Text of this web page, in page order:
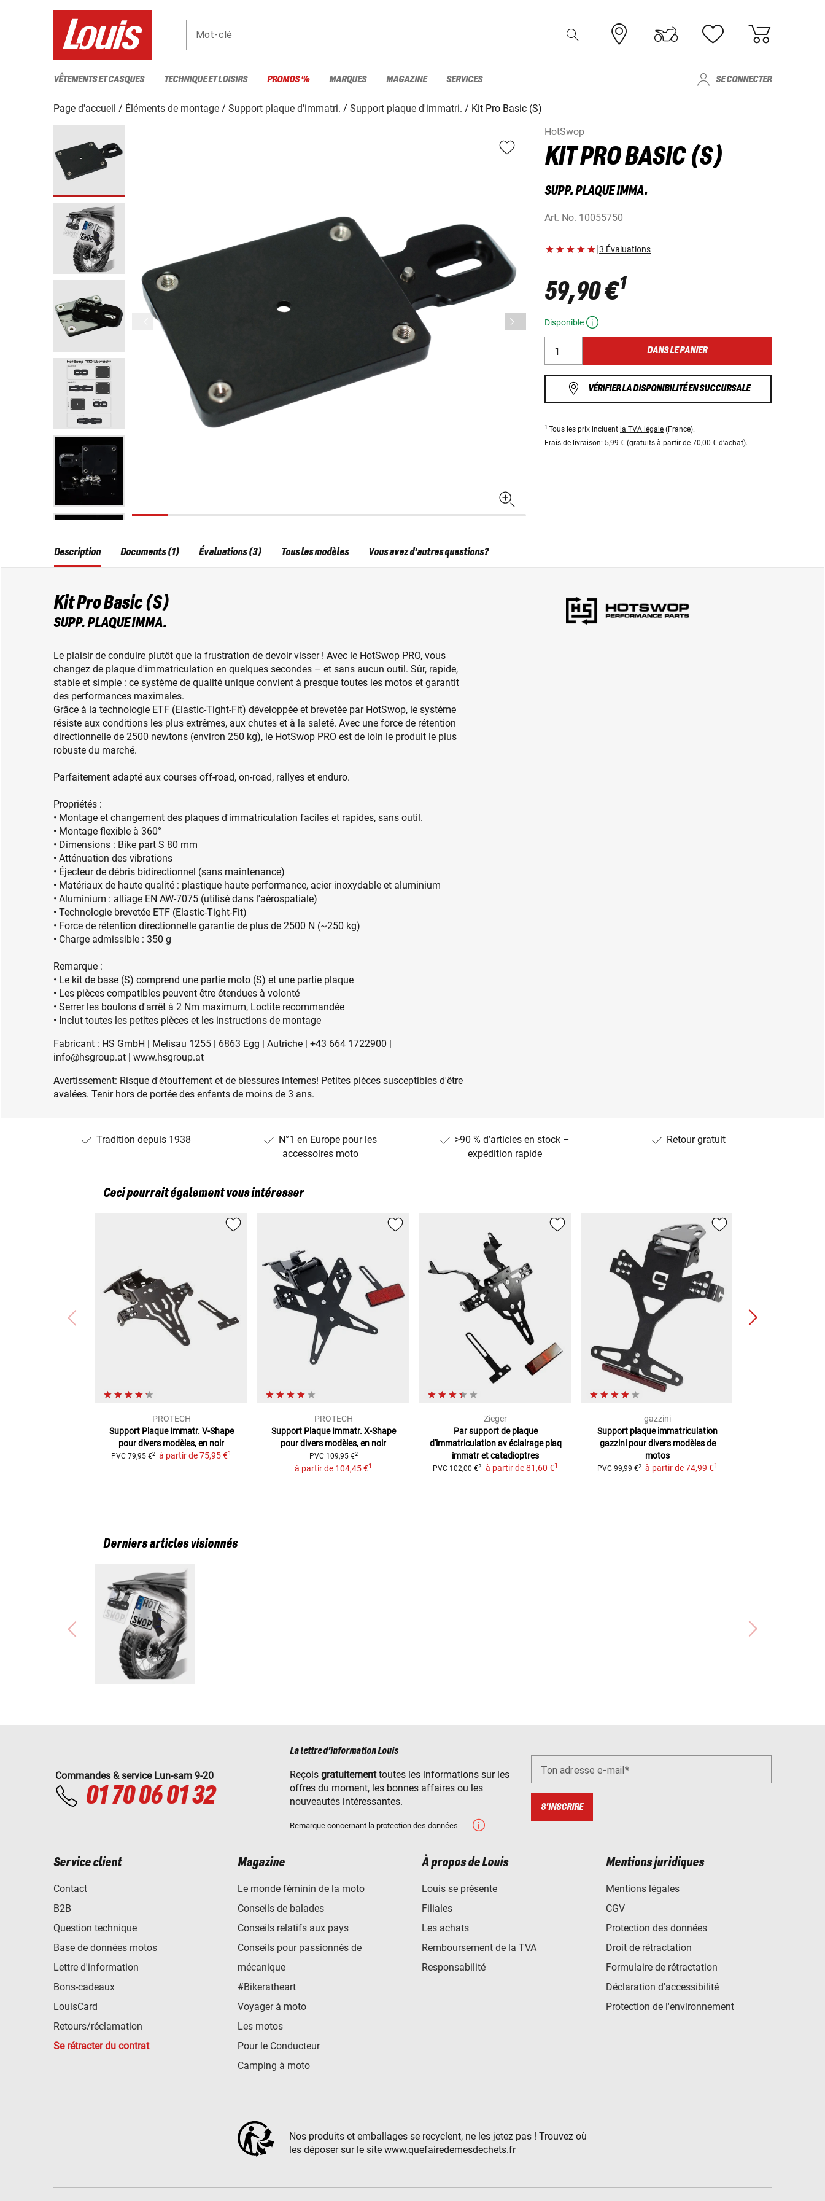
Mot-clé
VÊTEMENTS ET CASQUES TECHNIQUE ET LOISIRS PROMOS % MARQUES MAGAZINE SERVICES SE CONNECTER
Page d'accueil Éléments de montage Support plaque d'immatri. Support plaque d'immatri.
Kit Pro Basic (S)
HotSwop
KIT PRO BASIC (S)
SUPP. PLAQUE IMMA.
Art. No. 10055750
|3 Évaluations
59,90 €1
Disponible
DANS LE PANIER
VÉRIFIER LA DISPONIBILITÉ EN SUCCURSALE
1 Tous les prix incluent la TVA légale (France).
Frais de livraison: 5,99 € (gratuits à partir de 70,00 € d’achat).
Description
Kit Pro Basic (S)
SUPP. PLAQUE IMMA.
Le plaisir de conduire plutôt que la frustration de devoir visser ! Avec le HotSwop PRO, vous
changez de plaque d'immatriculation en quelques secondes – et sans aucun outil. Sûr, rapide,
stable et simple : ce système de qualité unique convient à presque toutes les motos et garantit
des performances maximales.
Grâce à la technologie ETF (Elastic-Tight-Fit) développée et brevetée par HotSwop, le système
résiste aux conditions les plus extrêmes, aux chutes et à la saleté. Avec une force de rétention
directionnelle de 2500 newtons (environ 250 kg), le HotSwop PRO est de loin le produit le plus
robuste du marché.
Parfaitement adapté aux courses off-road, on-road, rallyes et enduro.
Propriétés :
• Montage et changement des plaques d'immatriculation faciles et rapides, sans outil.
• Montage flexible à 360°
• Dimensions : Bike part S 80 mm
• Atténuation des vibrations
• Éjecteur de débris bidirectionnel (sans maintenance)
• Matériaux de haute qualité : plastique haute performance, acier inoxydable et aluminium
• Aluminium : alliage EN AW-7075 (utilisé dans l'aérospatiale)
• Technologie brevetée ETF (Elastic-Tight-Fit)
• Force de rétention directionnelle garantie de plus de 2500 N (~250 kg)
• Charge admissible : 350 g
Remarque :
• Le kit de base (S) comprend une partie moto (S) et une partie plaque
• Les pièces compatibles peuvent être étendues à volonté
• Serrer les boulons d'arrêt à 2 Nm maximum, Loctite recommandée
• Inclut toutes les petites pièces et les instructions de montage
Fabricant : HS GmbH | Melisau 1255 | 6863 Egg | Autriche | +43 664 1722900 |
info@hsgroup.at | www.hsgroup.at
Avertissement: Risque d'étouffement et de blessures internes! Petites pièces susceptibles d'être
avalées. Tenir hors de portée des enfants de moins de 3 ans.
Documents (1) Évaluations (3) Tous les modèles Vous avez d'autres questions?
Tradition depuis 1938
N°1 en Europe pour les
accessoires moto
>90 % d’articles en stock –
expédition rapide
Retour gratuit
Ceci pourrait également vous intéresser
PROTECH
Support Plaque Immatr. V-Shape
pour divers modèles, en noir
PVC 79,95 €2 à partir de75,95 €1
PROTECH
Support Plaque Immatr. X-Shape
pour divers modèles, en noir
PVC 109,95 €2
à partir de 104,45 €1
Zieger
Par support de plaque
d'immatriculation av éclairage plaq
immatr et catadioptres
PVC 102,00 €2 à partir de 81,60 €1
gazzini
Support plaque immatriculation
gazzini pour divers modèles de
motos
PVC 99,99 €2 à partir de74,99 €1
Derniers articles visionnés
Commandes & service Lun-sam 9-20
01 70 06 01 32
La lettre d'information Louis
Reçois gratuitementtoutes les informations sur les
offres du moment, les bonnes affaires ou les
nouveautés intéressantes.
Remarque concernant la protection des données
Ton adresse e-mail
S'INSCRIRE
Service client
Contact
B2B
Question technique
Base de données motos
Lettre d'information
Bons-cadeaux
LouisCard
Retours/réclamation
Se rétracter du contrat
Magazine
Le monde féminin de la moto
Conseils de balades
Conseils relatifs aux pays
Conseils pour passionnés de
mécanique
#Bikeratheart
Voyager à moto
Les motos
Pour le Conducteur
Camping à moto
À propos de Louis
Louis se présente
Filiales
Les achats
Remboursement de la TVA
Responsabilité
Mentions juridiques
Mentions légales
CGV
Protection des données
Droit de rétractation
Formulaire de rétractation
Déclaration d'accessibilité
Protection de l'environnement
Nos produits et emballages se recyclent, ne les jetez pas ! Trouvez où
les déposer sur le site www.quefairedemesdechets.fr